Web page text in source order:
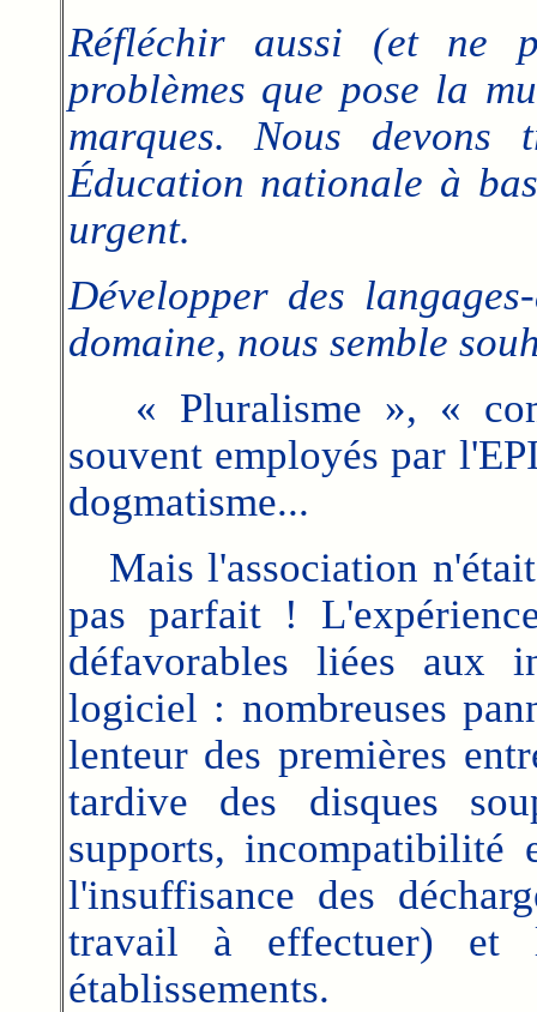
Réfléchir aussi (et ne
problèmes que pose la
marques. Nous devons
Éducation nationale à
urgent.
Développer des
domaine, nous semble
« Pluralisme », «
souvent employés par
dogmatisme...
Mais l'association
pas parfait !
défavorables liées aux
logiciel : nombreuses
lenteur des premières
tardive des disques
supports, incompatibilité
l'insuffisance des
travail à effectuer) et
établissements.